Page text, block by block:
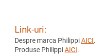
Link-uri:
Despre marca PhilippiAICI.
Produse PhilippiAICI.